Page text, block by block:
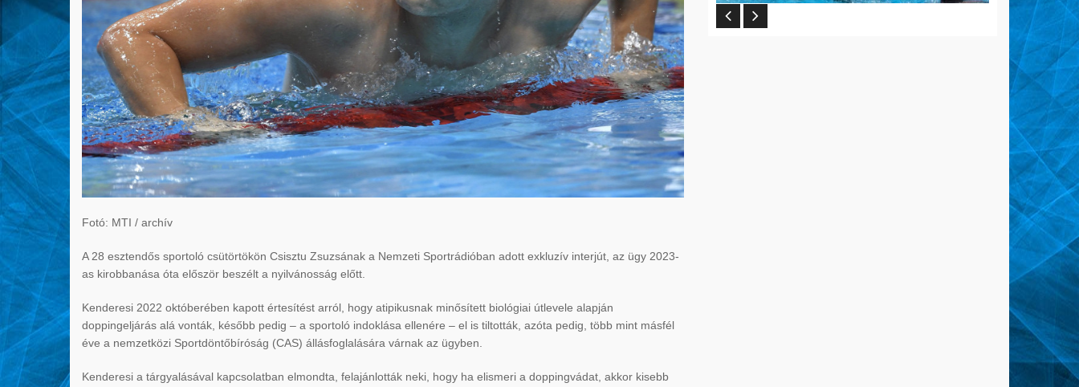
Fotó: MTI / archív
A 28 esztendős sportoló csütörtökön Csisztu Zsuzsának a Nemzeti Sportrádióban adott exkluzív interjút, az ügy 2023-
as kirobbanása óta először beszélt a nyilvánosság előtt.
Kenderesi 2022 októberében kapott értesítést arról, hogy atipikusnak minősített biológiai útlevele alapján
doppingeljárás alá vonták, később pedig – a sportoló indoklása ellenére – el is tiltották, azóta pedig, több mint másfél
éve a nemzetközi Sportdöntőbíróság (CAS) állásfoglalására várnak az ügyben.
Kenderesi a tárgyalásával kapcsolatban elmondta, felajánlották neki, hogy ha elismeri a doppingvádat, akkor kisebb